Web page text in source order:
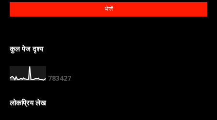
कुल पेज दृश्य
783427
लोकप्रिय लेख